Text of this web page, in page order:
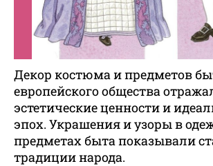
Декор костюма и предметов
европейского общества
эстетические ценности и
эпох. Украшения и узоры в
предметах быта показывали
традиции народа.